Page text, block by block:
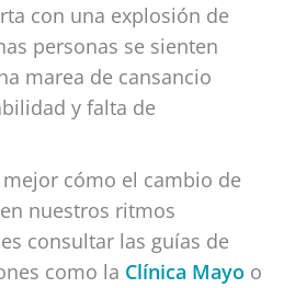
con una explosión de
personas se sienten
marea de cansancio
y falta de
cómo el cambio de
nuestros ritmos
consultar las guías de
como la Clínica Mayo o